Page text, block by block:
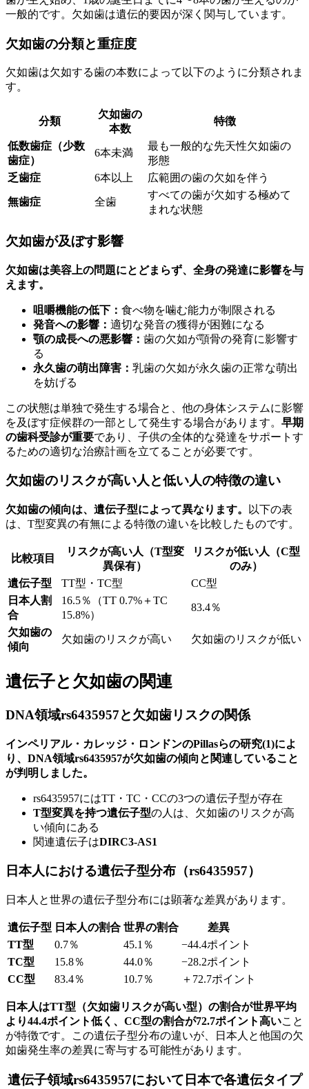
一般的です。欠如歯は遺伝的要因が深く関与しています。
欠如歯の分類と重症度
欠如歯は欠如する歯の本数によって以下のように分類されま
す。
分類
欠如歯の
本数
特徴
低数歯症（少数
歯症）
6本未満
最も一般的な先天性欠如歯の
形態
乏歯症
6本以上 広範囲の歯の欠如を伴う
無歯症 全歯
すべての歯が欠如する極めて
まれな状態
欠如歯が及ぼす影響
欠如歯は美容上の問題にとどまらず、全身の発達に影響を与
えます。
咀嚼機能の低下： 食べ物を噛む能力が制限される
発音への影響： 適切な発音の獲得が困難になる
顎の成長への悪影響： 歯の欠如が顎骨の発育に影響す
る
永久歯の萌出障害： 乳歯の欠如が永久歯の正常な萌出
を妨げる
この状態は単独で発生する場合と、他の身体システムに影響
を及ぼす症候群の一部として発生する場合があります。 早期
の歯科受診が重要であり、子供の全体的な発達をサポートす
るための適切な治療計画を立てることが必要です。
欠如歯のリスクが高い人と低い人の特徴の違い
欠如歯の傾向は、遺伝子型によって異なります。
以下の表
は、T型変異の有無による特徴の違いを比較したものです。
比較項目
リスクが高い人（T型変
異保有）
リスクが低い人（C型
のみ）
遺伝子型
TT型・TC型
CC型
日本人割
合
16.5％（TT 0.7%＋TC
15.8%）
83.4％
欠如歯の
傾向
欠如歯のリスクが高い 欠如歯のリスクが低い
遺伝子と欠如歯の関連
DNA領域rs6435957と欠如歯リスクの関係
インペリアル・カレッジ・ロンドンのPillasらの研究(1)によ
り、DNA領域rs6435957が欠如歯の傾向と関連していること
が判明しました。
rs6435957にはTT・TC・CCの3つの遺伝子型が存在
T型変異を持つ遺伝子型の人は、欠如歯のリスクが高
い傾向にある
関連遺伝子はDIRC3-AS1
日本人における遺伝子型分布（rs6435957）
日本人と世界の遺伝子型分布には顕著な差異があります。
遺伝子型 日本人の割合 世界の割合
差異
TT型
0.7％ 45.1％
−44.4ポイント
TC型
15.8％ 44.0％
−28.2ポイント
CC型
83.4％ 10.7％ ＋72.7ポイント
日本人はTT型（欠如歯リスクが高い型）の割合が世界平均
より44.4ポイント低く、CC型の割合が72.7ポイント高いこと
が特徴です。この遺伝子型分布の違いが、日本人と他国の欠
如歯発生率の差異に寄与する可能性があります。
遺伝子領域rs6435957において日本で各遺伝タイプ